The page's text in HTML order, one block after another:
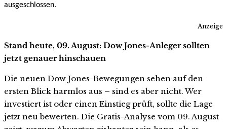
ausgeschlossen.
Anzeige
Stand heute, 09. August: Dow Jones-Anleger sollten
jetzt genauer hinschauen
Die neuen Dow Jones-Bewegungen sehen auf den
ersten Blick harmlos aus – sind es aber nicht. Wer
investiert ist oder einen Einstieg prüft, sollte die Lage
jetzt neu bewerten. Die Gratis-Analyse vom 09. August